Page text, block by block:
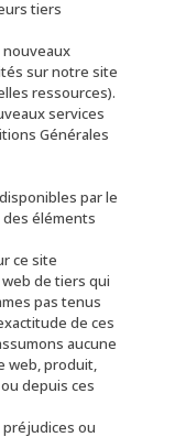
tiers
nouveaux
sur notre site
ressources).
services
Générales
par le
éléments
ce site
de tiers qui
pas tenus
de ces
aucune
web, produit,
depuis ces
ou